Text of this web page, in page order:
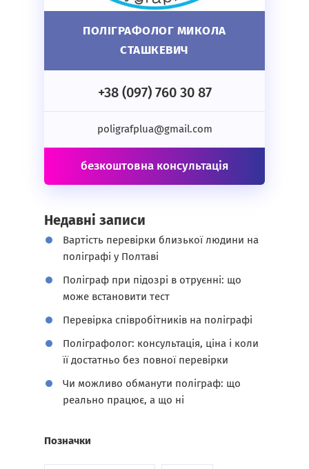
ПОЛІГРАФОЛОГ МИКОЛА
СТАШКЕВИЧ
+38 (097) 760 30 87
poligrafplua@gmail.com
безкоштовна консультація
Недавні записи
Вартість перевірки близької людини на
поліграфі у Полтаві
Поліграф при підозрі в отруєнні: що
може встановити тест
Перевірка співробітників на поліграфі
Поліграфолог: консультація, ціна і коли
її достатньо без повної перевірки
Чи можливо обманути поліграф: що
реально працює, а що ні
Позначки